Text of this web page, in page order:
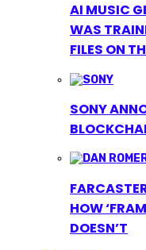
AI MUSIC
WAS
FILES ON
SONY
HOW
DOESN’T